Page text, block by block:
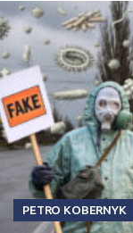
PETRO KOBERNYK